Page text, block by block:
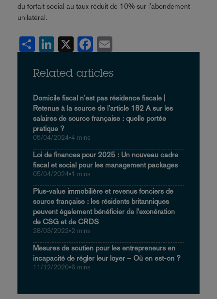
du forfait social au taux réduit de 10% sur l’abondement
unilatéral.
Share LinkedIn Facebook
Related articles
Domicile fiscal n’est pas résidence fiscale |
Retenue à la source de l’article 182 A sur les
salaires de source française : quelle portée
pratique ?
05/04/2024•4 mins
Loi de finances pour 2025 : Un nouveau cadre
fiscal et social pour les management packages
05/04/2024•1 mins
Plus-value immobilière et revenus fonciers de
source française : les résidents britanniques
peuvent également bénéficier de l'exonération
de CSG et de CRDS
28/03/2022•2 mins
Mesures de soutien pour les entrepreneurs en
incapacité de régler leur loyer – Où en est-on ?
11/12/2020•6 mins